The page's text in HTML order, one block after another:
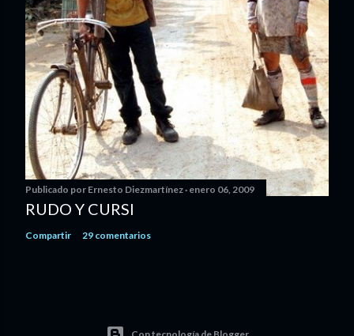
Publicado por Ernesto Diezmartínez enero 06, 2009
RUDO Y CURSI
Compartir 29 comentarios